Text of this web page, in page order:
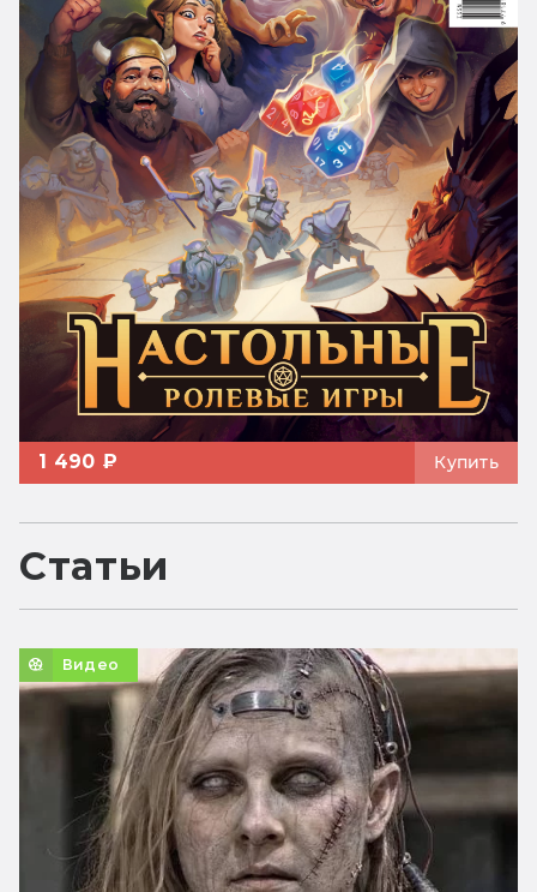
1 490 ₽ Купить
Статьи
Видео